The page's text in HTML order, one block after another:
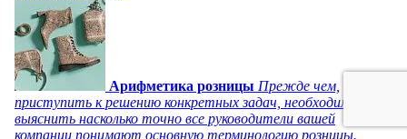
Арифметика розницы Прежде чем,
приступить к решению конкретных задач, необходимо
выяснить насколько точно все руководители вашей
компании понимают основную терминологию розницы.